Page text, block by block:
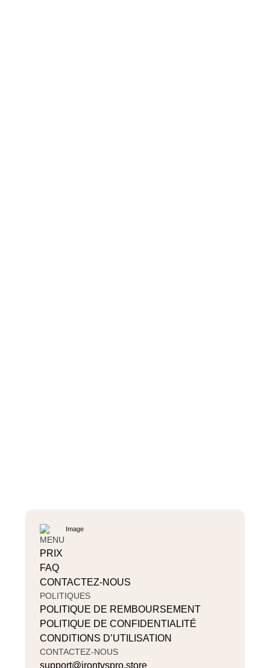
MENU
PRIX
FAQ
CONTACTEZ-NOUS
POLITIQUES
POLITIQUE DE REMBOURSEMENT
POLITIQUE DE CONFIDENTIALITÉ
CONDITIONS D’UTILISATION
CONTACTEZ-NOUS
support@irontvspro.store